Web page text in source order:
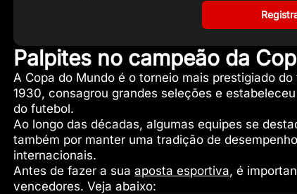
Palpites no campeão da
A Copa do Mundo é o torneio mais prestigiado
1930, consagrou grandes seleções e
do futebol.
Ao longo das décadas, algumas equipes se
também por manter uma tradição de
internacionais.
Antes de fazer a sua aposta esportiva, é
vencedores. Veja abaixo: